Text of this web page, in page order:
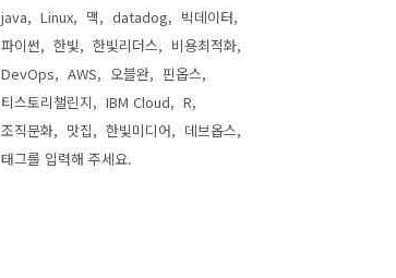
java
Linux 맥 datadog
빅데이터
파이썬
한빛 한빛리더스
비용최적화
DevOps
AWS 오블완
핀옵스
티스토리챌린지
IBM Cloud
R
조직문화
맛집 한빛미디어
데브옵스
태그를 입력해 주세요.